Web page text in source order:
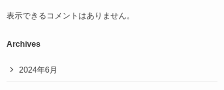
表示できるコメントはありません。
Archives
2024年6月